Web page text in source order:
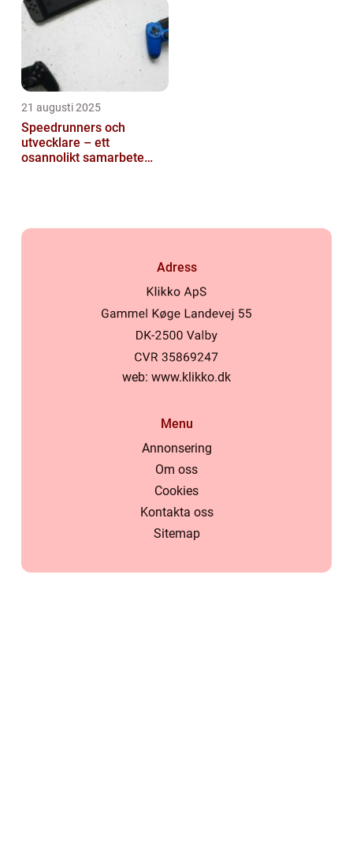
21 augusti 2025
Speedrunners och
utvecklare – ett
osannolikt samarbete
Adress
web: www.klikko.dk
Menu
Annonsering
Om oss
Cookies
Kontakta oss
Sitemap